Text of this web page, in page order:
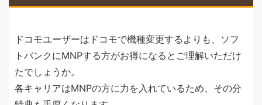
ドコモユーザーはドコモで機種変更するよりも、ソフ
トバンクにMNPする方がお得になるとご理解いただけ
たでしょうか。
各キャリアはMNPの方に力を入れているため、その分